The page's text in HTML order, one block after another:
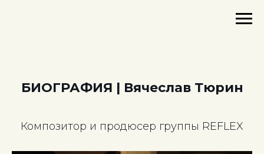
БИОГРАФИЯ | Вячеслав Тюрин
Композитор и продюсер группы REFLEX